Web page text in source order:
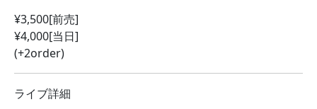
¥3,500[前売]
¥4,000[当日]
(+2order)
ライブ詳細